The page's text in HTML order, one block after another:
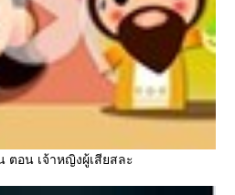
ตอน เจ้าหญิงผู้เสียสละ